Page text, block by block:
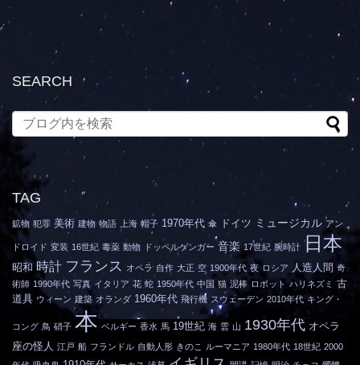
SEARCH
TAG
鉱物 犯罪 美術 建物 物語 上海 帽子 1970年代 傘 ドイツ ミュージカル アン
ドロイド 変装 16世紀 毒薬 動物 ドッペルゲンガー 音楽 17世紀 腕時計 日本
昭和 時計 フランス オペラ 自作 大正 空 1900年代 夜 ロシア 人造人間 奇
術師 1990年代 写真 イタリア 花 蛇 1950年代 中国 猫 泥棒 ロボット ハリネズミ 古
道具 ウィーン 建築 オランダ 1960年代 飛行機 スウェーデン 2010年代 キング・
コング 鳥 硝子 本 ベルギー 香水 馬 19世紀 海 雲 山 1930年代 オペラ
座の怪人 江戸 船 フランドル 自動人形 きのこ ルーマニア 1980年代 18世紀 2000